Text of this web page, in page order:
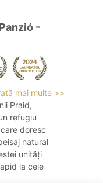
-
mai multe >>
Praid,
refugiu
doresc
natural
unități
la cele